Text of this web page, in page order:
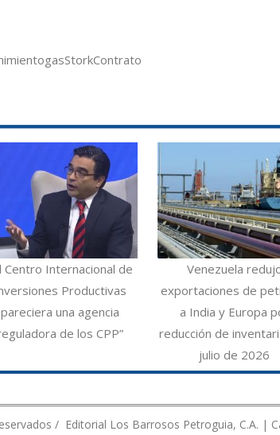
gasStorkContrato
Centro Internacional de
Productivas
pareciera una agencia
de los CPP”
Venezuela
exportaciones de
a India y Europa
reducción de
julio de 2026
/ Editorial Los Barrosos Petroguia, C.A. |